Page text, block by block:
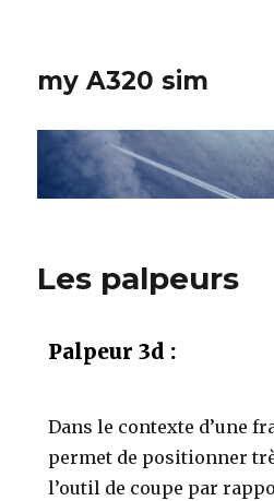
my A320 sim
Les palpeurs
Palpeur 3d :
Dans le contexte d’une
permet de positionner
l’outil de coupe par